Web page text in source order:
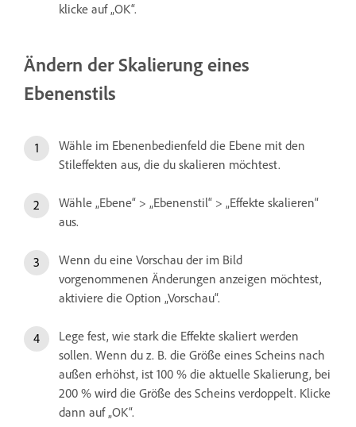
klicke auf „OK“.
Ändern der Skalierung eines
Ebenenstils
Wähle im Ebenenbedienfeld die Ebene mit den
Stileffekten aus, die du skalieren möchtest.
Wähle „Ebene“ > „Ebenenstil“ > „Effekte skalieren“
aus.
Wenn du eine Vorschau der im Bild
vorgenommenen Änderungen anzeigen möchtest,
aktiviere die Option „Vorschau“.
Lege fest, wie stark die Effekte skaliert werden
sollen. Wenn du z. B. die Größe eines Scheins nach
außen erhöhst, ist 100 % die aktuelle Skalierung, bei
200 % wird die Größe des Scheins verdoppelt. Klicke
dann auf „OK“.